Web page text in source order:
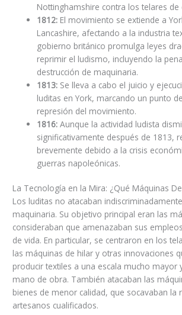
Nottinghamshire contra los telares de
1812: El movimiento se extiende a
Lancashire, afectando a la industria
gobierno británico promulga leyes
reprimir el ludismo, incluyendo la
destrucción de maquinaria.
1813: Se lleva a cabo el juicio y
luditas en York, marcando un punto
represión del movimiento.
1816: Aunque la actividad ludista
significativamente después de 1813,
brevemente debido a la crisis
guerras napoleónicas.
La Tecnología en la Mira: ¿Qué Máquinas
Los luditas no atacaban
maquinaria. Su objetivo principal eran las
consideraban que amenazaban sus
de vida. En particular, se centraron en los
las máquinas de hilar y otras innovaciones
producir textiles a una escala mucho mayor
mano de obra. También atacaban las
bienes de menor calidad, que socavaban la
artesanos cualificados.